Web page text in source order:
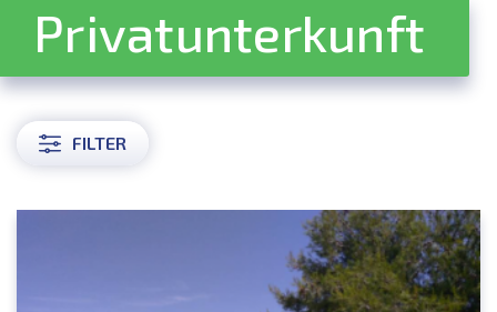
Privatunterkunft
FILTER